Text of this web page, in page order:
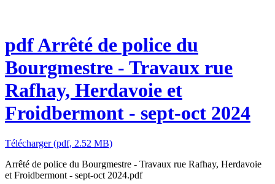
pdfArrêté de police du
Bourgmestre - Travaux rue
Rafhay, Herdavoie et
Froidbermont - sept-oct 2024
Télécharger(pdf, 2.52 MB)
Arrêté de police du Bourgmestre - Travaux rue Rafhay, Herdavoie
et Froidbermont - sept-oct 2024.pdf